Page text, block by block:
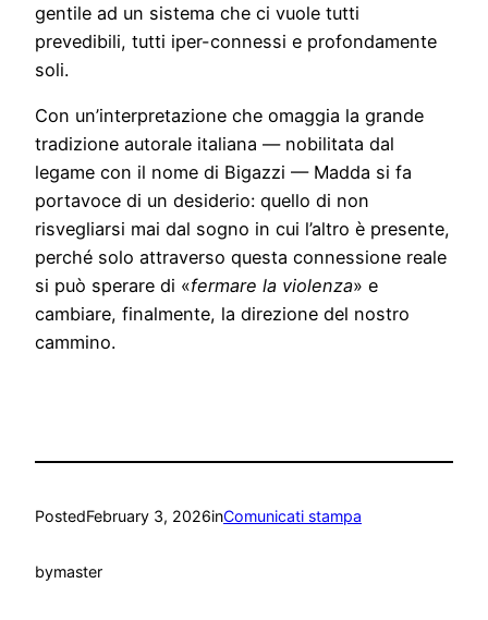
gentile ad un sistema che ci vuole tutti
prevedibili, tutti iper-connessi e profondamente
soli.
Con un’interpretazione che omaggia la grande
tradizione autorale italiana — nobilitata dal
legame con il nome di Bigazzi — Madda si fa
portavoce di un desiderio: quello di non
risvegliarsi mai dal sogno in cui l’altro è presente,
perché solo attraverso questa connessione reale
si può sperare di «fermare la violenza» e
cambiare, finalmente, la direzione del nostro
cammino.
PostedFebruary 3, 2026inComunicati stampa
bymaster